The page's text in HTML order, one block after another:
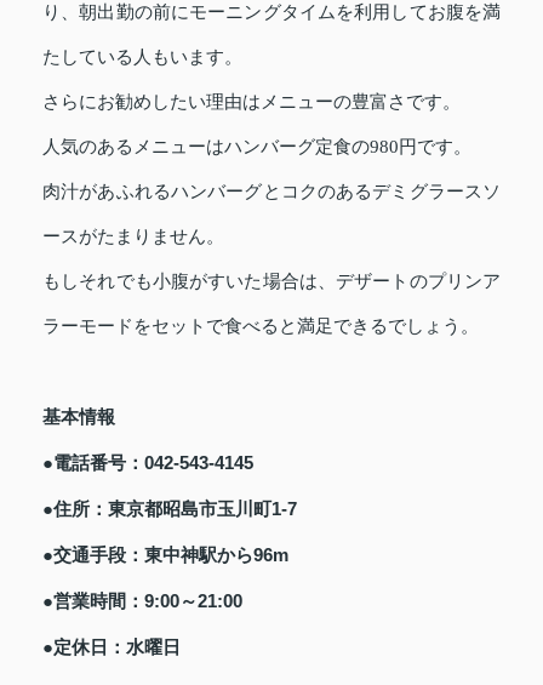
り、朝出勤の前にモーニングタイムを利用してお腹を満
たしている人もいます。
さらにお勧めしたい理由はメニューの豊富さです。
人気のあるメニューはハンバーグ定食の980円です。
肉汁があふれるハンバーグとコクのあるデミグラースソ
ースがたまりません。
もしそれでも小腹がすいた場合は、デザートのプリンア
ラーモードをセットで食べると満足できるでしょう。
基本情報
●電話番号：042-543-4145
●住所：東京都昭島市玉川町1-7
●交通手段：東中神駅から96m
●営業時間：9:00～21:00
●定休日：水曜日